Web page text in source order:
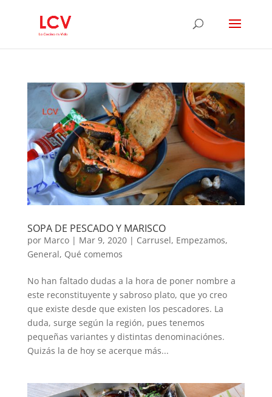
SOPA DE PESCADO Y MARISCO
por Marco| Mar 9, 2020| Carrusel, Empezamos,
General, Qué comemos
No han faltado dudas a la hora de poner nombre a
este reconstituyente y sabroso plato, que yo creo
que existe desde que existen los pescadores. La
duda, surge según la región, pues tenemos
pequeñas variantes y distintas denominaciónes.
Quizás la de hoy se acerque más...